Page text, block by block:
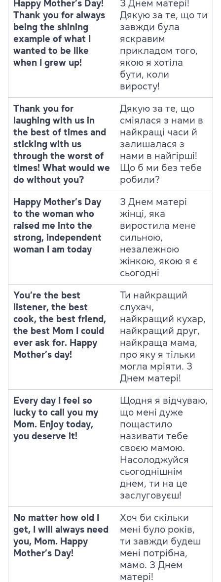
Happy Mother’s Day!
Thank you for always
being the shining
example of what I
wanted to be like
when I grew up!
З Днем матері!
Дякую за те, що ти
завжди була
яскравим
прикладом того,
якою я хотіла
бути, коли
виросту!
Thank you for
laughing with us in
the best of times and
sticking with us
through the worst of
times! What would we
do without you?
Дякую за те, що
сміялася з нами в
найкращі часи й
залишалася з
нами в найгірші!
Що б ми без тебе
робили?
Happy Mother’s Day
to the woman who
raised me into the
strong, independent
woman I am today
З Днем матері
жінці, яка
виростила мене
сильною,
незалежною
жінкою, якою я є
сьогодні
You’re the best
listener, the best
cook, the best friend,
the best Mom I could
ever ask for. Happy
Mother’s day!
Ти найкращий
слухач,
найкращий кухар,
найкращий друг,
найкраща мама,
про яку я тільки
могла мріяти. З
Днем матері!
Every day I feel so
lucky to call you my
Mom. Enjoy today,
you deserve it!
Щодня я відчуваю,
що мені дуже
пощастило
називати тебе
своєю мамою.
Насолоджуйся
сьогоднішнім
днем, ти на це
заслуговуєш!
No matter how old I
get, I will always need
you, Mom. Happy
Mother’s Day!
Хоч би скільки
мені було років,
ти завжди будеш
мені потрібна,
мамо. З Днем
матері!